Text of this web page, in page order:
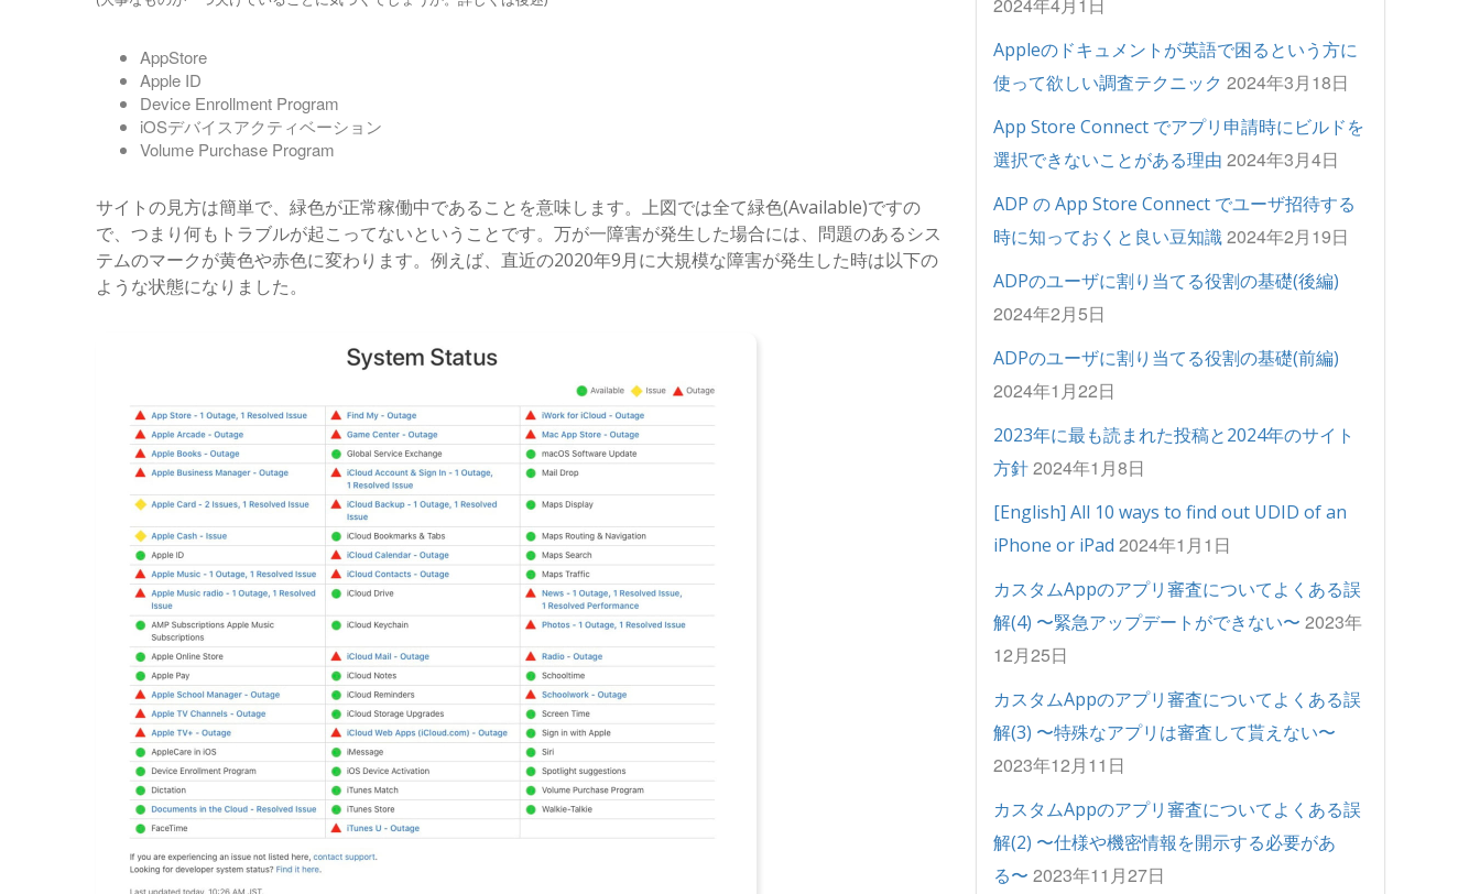
AppStore
Apple ID
Device Enrollment Program
iOSデバイスアクティベーション
Volume Purchase Program
サイトの見方は簡単で、緑色が正常稼働中であることを意味します。上図では全て緑色(Available)ですの
で、つまり何もトラブルが起こってないということです。万が一障害が発生した場合には、問題のあるシス
テムのマークが黄色や赤色に変わります。例えば、直近の2020年9月に大規模な障害が発生した時は以下の
ような状態になりました。
2024年4月1日
Appleのドキュメントが英語で困るという方に
使って欲しい調査テクニック 2024年3月18日
App Store Connect でアプリ申請時にビルドを
選択できないことがある理由 2024年3月4日
ADP の App Store Connect でユーザ招待する
時に知っておくと良い豆知識2024年2月19日
ADPのユーザに割り当てる役割の基礎(後編)
2024年2月5日
ADPのユーザに割り当てる役割の基礎(前編)
2024年1月22日
2023年に最も読まれた投稿と2024年のサイト
方針2024年1月8日
[English] All 10 ways to find out UDID of an
iPhone or iPad 2024年1月1日
カスタムAppのアプリ審査についてよくある誤
解(4) 〜緊急アップデートができない〜 2023年
12月25日
カスタムAppのアプリ審査についてよくある誤
解(3) 〜特殊なアプリは審査して貰えない〜
2023年12月11日
カスタムAppのアプリ審査についてよくある誤
解(2) 〜仕様や機密情報を開示する必要があ
る〜 2023年11月27日